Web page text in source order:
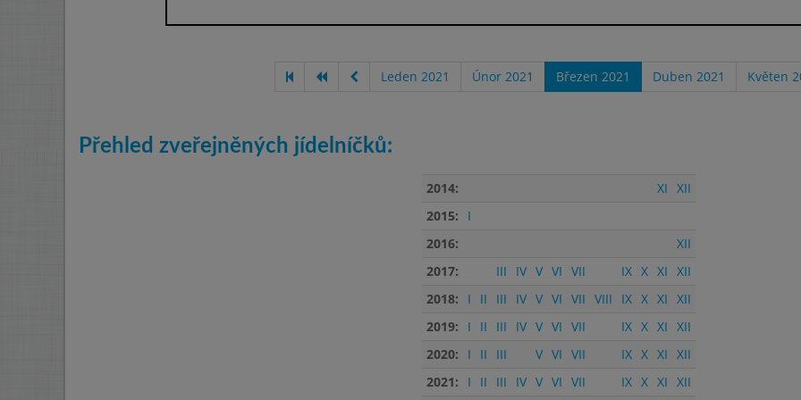
Leden 2021 Únor 2021 Březen 2021 Duben 2021 Květen
Přehled zveřejněných jídelníčků:
2014: XI XII
2015:
I
2016:
XII
2017:
III IV V VI VII IX X XI XII
2018:
I II III IV V VI VII VIII IX X XI XII
2019:
I II III IV V VI VII IX X XI XII
2020:
I II III V VI VII IX X XI XII
2021:
I II III IV V VI VII IX X XI XII